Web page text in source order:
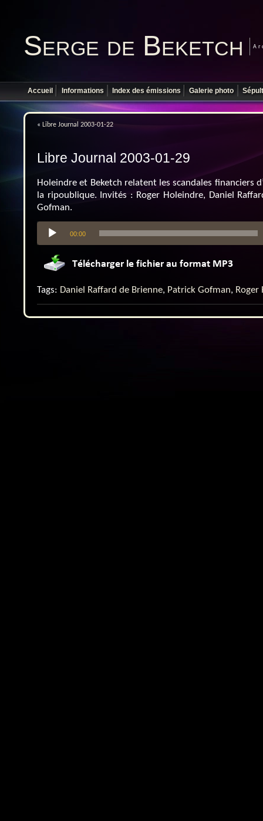
Serge de Beketch
Accueil Informations Index des émissions Galerie photo
« Libre Journal 2003-01-22
Libre Journal 2003-01-29
Holeindre et Beketch relatent les scandales financiers
la ripoublique. Invités : Roger Holeindre, Daniel
Gofman.
Lecteur
audio
00:00
Tags: Daniel Raffard de Brienne, Patrick Gofman, Roger